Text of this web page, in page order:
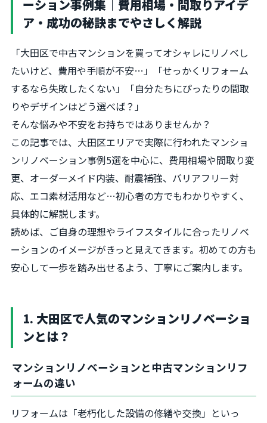
ーション事例集｜費用相場・間取りアイデ
ア・成功の秘訣までやさしく解説
「大田区で中古マンションを買ってオシャレにリノベし
たいけど、費用や手順が不安…」「せっかくリフォーム
するなら失敗したくない」「自分たちにぴったりの間取
りやデザインはどう選べば？」
そんな悩みや不安をお持ちではありませんか？
この記事では、大田区エリアで実際に行われたマンショ
ンリノベーション事例5選を中心に、費用相場や間取り変
更、オーダーメイド内装、耐震補強、バリアフリー対
応、エコ素材活用など…初心者の方でもわかりやすく、
具体的に解説します。
読めば、ご自身の理想やライフスタイルに合ったリノベ
ーションのイメージがきっと見えてきます。初めての方も
安心して一歩を踏み出せるよう、丁寧にご案内します。
1. 大田区で人気のマンションリノベーショ
ンとは？
マンションリノベーションと中古マンションリフ
ォームの違い
リフォームは「老朽化した設備の修繕や交換」といっ